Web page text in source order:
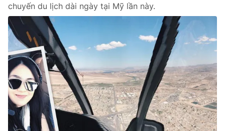
chuyến du lịch dài ngày tại Mỹ lần này.